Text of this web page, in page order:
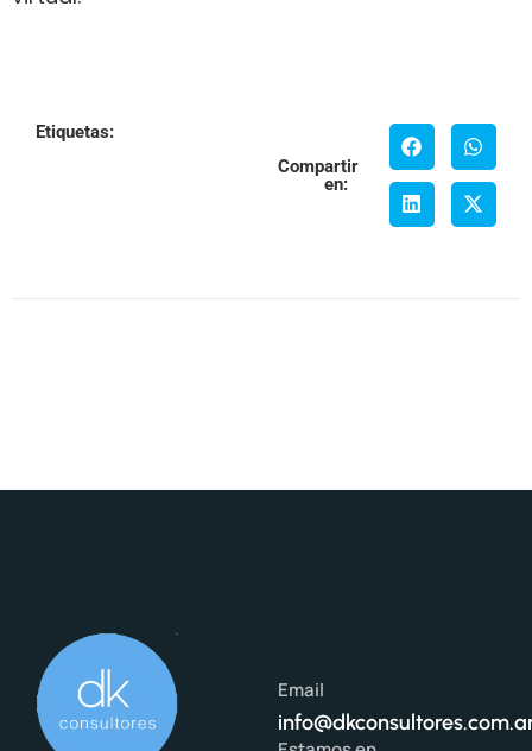
Etiquetas:
Compartir
en:
Email